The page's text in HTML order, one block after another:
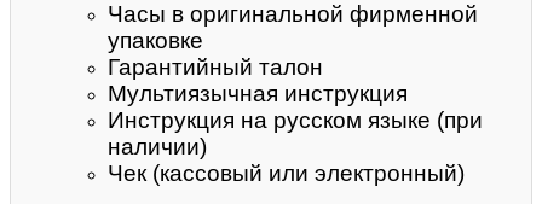
Часы в оригинальной фирменной
упаковке
Гарантийный талон
Мультиязычная инструкция
Инструкция на русском языке (при
наличии)
Чек (кассовый или электронный)